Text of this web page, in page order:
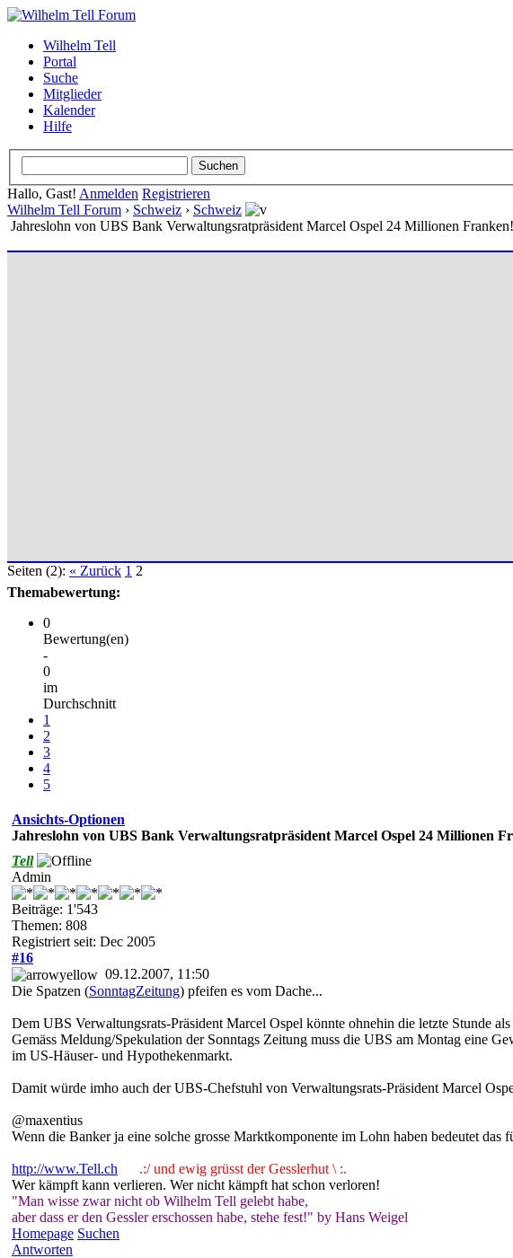
Wilhelm Tell
Portal
Suche
Mitglieder
Kalender
Hilfe
Hallo, Gast! Anmelden Registrieren
Wilhelm Tell Forum › Schweiz › Schweiz
Jahreslohn von UBS Bank Verwaltungsratpräsident Marcel Ospel 24 Millionen Franken!
Seiten (2): « Zurück 1 2
Themabewertung:
0
Bewertung(en)
-
0
im
Durchschnitt
1
2
3
4
5
Ansichts-Optionen
Jahreslohn von UBS Bank Verwaltungsratpräsident Marcel Ospel 24 Millionen
Tell
Admin
Beiträge: 1'543
Themen: 808
Registriert seit: Dec 2005
#16
09.12.2007, 11:50
Die Spatzen (SonntagZeitung) pfeifen es vom Dache...
Dem UBS Verwaltungsrats-Präsident Marcel Ospel könnte ohnehin die letzte Stunde
Gemäss Meldung/Spekulation der Sonntags Zeitung muss die UBS am Montag eine
im US-Häuser- und Hypothekenmarkt.
Damit würde imho auch der UBS-Chefstuhl von Verwaltungsrats-Präsident Marcel
@maxentius
Wenn die Banker ja eine solche grosse Marktkomponente im Lohn haben bedeutet
http://www.Tell.ch
.:/ und ewig grüsst der Gesslerhut \ :.
Wer kämpft kann verlieren. Wer nicht kämpft hat schon verloren!
"Man wisse zwar nicht ob Wilhelm Tell gelebt habe,
aber dass er den Gessler erschossen habe, stehe fest!" by Hans Weigel
Homepage Suchen
Antworten